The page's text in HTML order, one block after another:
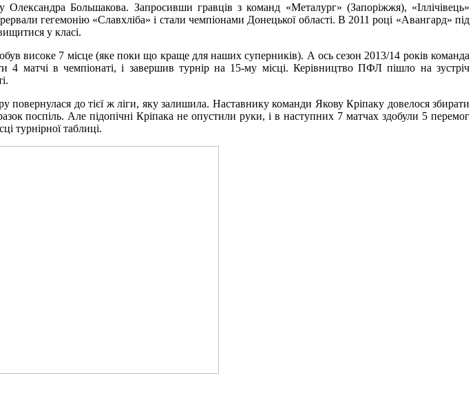
Большакова. Запросивши гравців з команд «Металург» (Запоріжжя), «Іллічівець»
гегемонію «Славхліба» і стали чемпіонами Донецької області. В 2011 році «Авангард» під
у класі.
високе 7 місце (яке поки що краще для наших суперників). А ось сезон 2013/14 років команда
матчі в чемпіонаті, і завершив турнір на 15-му місці. Керівництво ПФЛ пішло на зустріч
до тієї ж ліги, яку залишила. Наставнику команди Якову Кріпаку довелося збирати
поспіль. Але підопічні Кріпака не опустили руки, і в наступних 7 матчах здобули 5 перемог
турнірної таблиці.